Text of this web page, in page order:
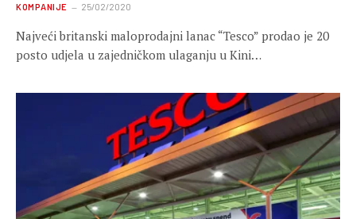
KOMPANIJE 25/02/2020
Najveći britanski maloprodajni lanac “Tesco” prodao je 20
posto udjela u zajedničkom ulaganju u Kini…